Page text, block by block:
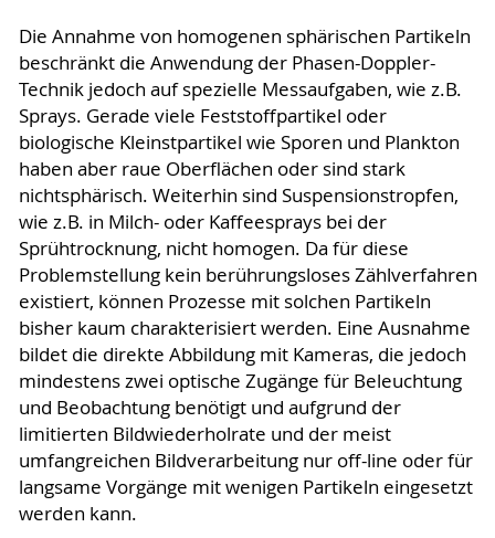
Die Annahme von homogenen sphärischen Partikeln
beschränkt die Anwendung der Phasen-Doppler-
Technik jedoch auf spezielle Messaufgaben, wie z.B.
Sprays. Gerade viele Feststoffpartikel oder
biologische Kleinstpartikel wie Sporen und Plankton
haben aber raue Oberflächen oder sind stark
nichtsphärisch. Weiterhin sind Suspensionstropfen,
wie z.B. in Milch- oder Kaffeesprays bei der
Sprühtrocknung, nicht homogen. Da für diese
Problemstellung kein berührungsloses Zählverfahren
existiert, können Prozesse mit solchen Partikeln
bisher kaum charakterisiert werden. Eine Ausnahme
bildet die direkte Abbildung mit Kameras, die jedoch
mindestens zwei optische Zugänge für Beleuchtung
und Beobachtung benötigt und aufgrund der
limitierten Bildwiederholrate und der meist
umfangreichen Bildverarbeitung nur off-line oder für
langsame Vorgänge mit wenigen Partikeln eingesetzt
werden kann.